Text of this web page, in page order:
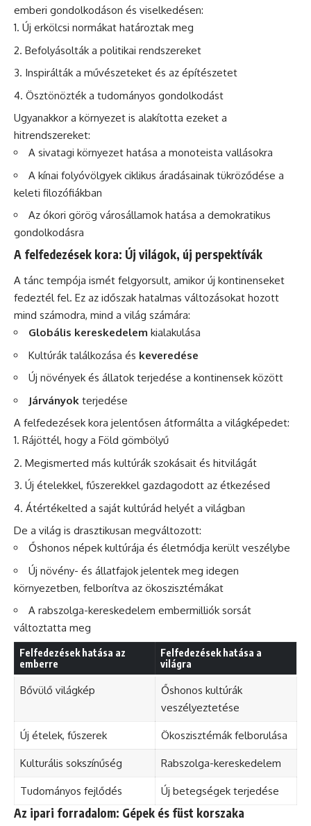
emberi gondolkodáson és viselkedésen:
Új erkölcsi normákat határoztak meg
Befolyásolták a politikai rendszereket
Inspirálták a művészeteket és az építészetet
Ösztönözték a tudományos gondolkodást
Ugyanakkor a környezet is alakította ezeket a
hitrendszereket:
A sivatagi környezet hatása a monoteista vallásokra
A kínai folyóvölgyek ciklikus áradásainak tükröződése a
keleti filozófiákban
Az ókori görög városállamok hatása a demokratikus
gondolkodásra
A felfedezések kora: Új világok, új perspektívák
A tánc tempója ismét felgyorsult, amikor új kontinenseket
fedeztél fel. Ez az időszak hatalmas változásokat hozott
mind számodra, mind a világ számára:
Globális kereskedelem kialakulása
Kultúrák találkozása és keveredése
Új növények és állatok terjedése a kontinensek között
Járványok terjedése
A felfedezések kora jelentősen átformálta a világképedet:
Rájöttél, hogy a Föld gömbölyű
Megismerted más kultúrák szokásait és hitvilágát
Új ételekkel, fűszerekkel gazdagodott az étkezésed
Átértékelted a saját kultúrád helyét a világban
De a világ is drasztikusan megváltozott:
Őshonos népek kultúrája és életmódja került veszélybe
Új növény- és állatfajok jelentek meg idegen
környezetben, felborítva az ökoszisztémákat
A rabszolga-kereskedelem embermilliók sorsát
változtatta meg
Felfedezések hatása az
emberre
Felfedezések hatása a
világra
Bővülő világkép
Őshonos kultúrák
veszélyeztetése
Új ételek, fűszerek Ökoszisztémák felborulása
Kulturális sokszínűség Rabszolga-kereskedelem
Tudományos fejlődés Új betegségek terjedése
Az ipari forradalom: Gépek és füst korszaka